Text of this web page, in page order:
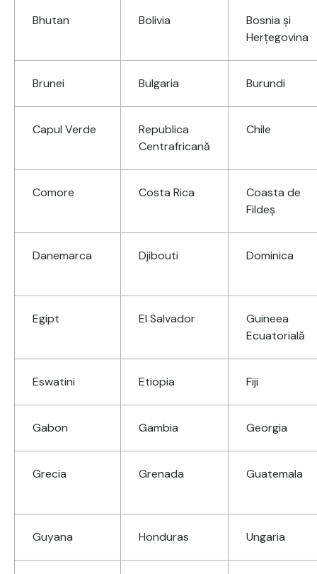
Bhutan Bolivia
Bosnia şi
Herţegovina
Brunei Bulgaria Burundi
Capul Verde
Republica
Centrafricană
Chile
Comore Costa Rica
Coasta de
Fildeș
Danemarca Djibouti Dominica
Egipt El Salvador
Guineea
Ecuatorială
Eswatini Etiopia Fiji
Gabon Gambia Georgia
Grecia Grenada Guatemala
Guyana Honduras Ungaria